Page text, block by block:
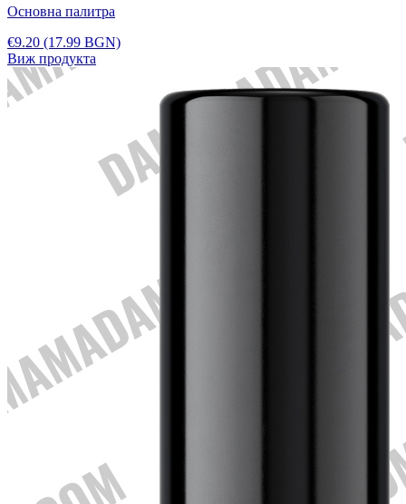
Основна палитра
€9.20 (17.99 BGN)
Виж продукта